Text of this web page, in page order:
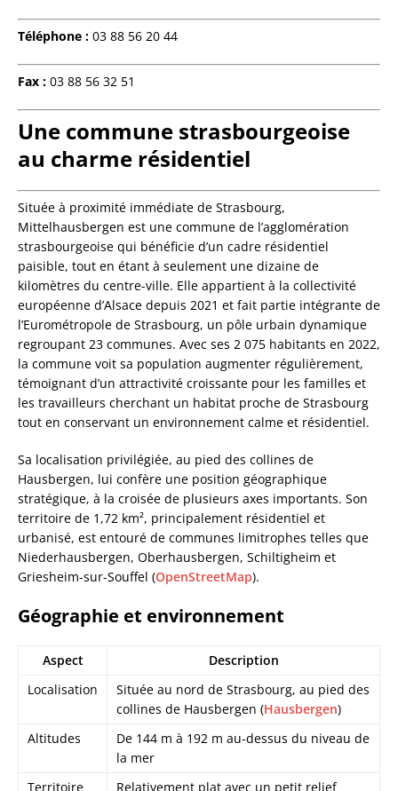
Téléphone : 03 88 56 20 44
Fax : 03 88 56 32 51
Une commune strasbourgeoise
au charme résidentiel
Située à proximité immédiate de Strasbourg,
Mittelhausbergen est une commune de l’agglomération
strasbourgeoise qui bénéficie d’un cadre résidentiel
paisible, tout en étant à seulement une dizaine de
kilomètres du centre-ville. Elle appartient à la collectivité
européenne d’Alsace depuis 2021 et fait partie intégrante de
l’Eurométropole de Strasbourg, un pôle urbain dynamique
regroupant 23 communes. Avec ses 2 075 habitants en 2022,
la commune voit sa population augmenter régulièrement,
témoignant d’un attractivité croissante pour les familles et
les travailleurs cherchant un habitat proche de Strasbourg
tout en conservant un environnement calme et résidentiel.
Sa localisation privilégiée, au pied des collines de
Hausbergen, lui confère une position géographique
stratégique, à la croisée de plusieurs axes importants. Son
territoire de 1,72 km², principalement résidentiel et
urbanisé, est entouré de communes limitrophes telles que
Niederhausbergen, Oberhausbergen, Schiltigheim et
Griesheim-sur-Souffel (OpenStreetMap).
Géographie et environnement
Aspect
Description
Localisation
Située au nord de Strasbourg, au pied des
collines de Hausbergen (Hausbergen)
Altitudes
De 144 m à 192 m au-dessus du niveau de
la mer
Territoire
Relativement plat avec un petit relief